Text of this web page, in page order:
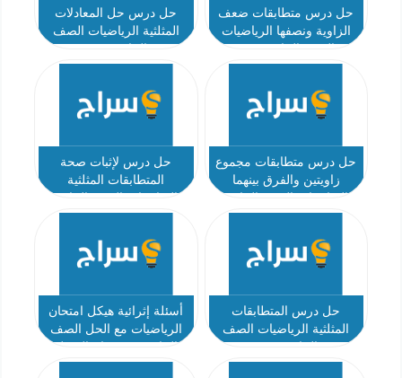
حل درس متطابقات ضعف
الزاوية ونصفها الرياضيات
حل درس حل المعادلات
المثلثية الرياضيات الصف
حل درس متطابقات مجموع
زاويتين والفرق بينهما
عشر
حل درس لإثبات صحة
المتطابقات المثلثية
عشر
حل درس المتطابقات
المثلثية الرياضيات الصف
أسئلة إثرائية هيكل امتحان
الرياضيات مع الحل الصف
الثالث 2022 2023